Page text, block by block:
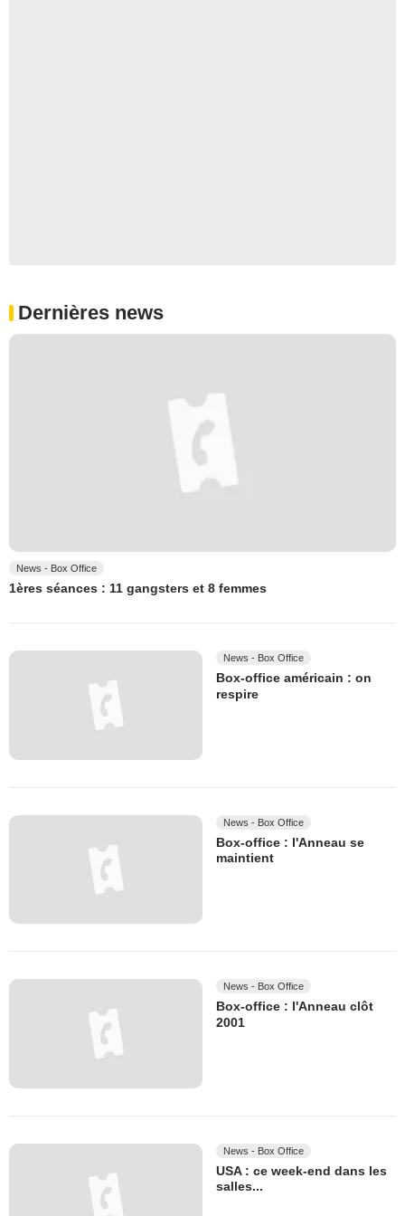
Dernières news
News - Box Office
1ères séances : 11 gangsters et 8 femmes
News - Box Office
Box-office américain : on
respire
News - Box Office
Box-office : l'Anneau se
maintient
News - Box Office
Box-office : l'Anneau clôt
2001
News - Box Office
USA : ce week-end dans les
salles...